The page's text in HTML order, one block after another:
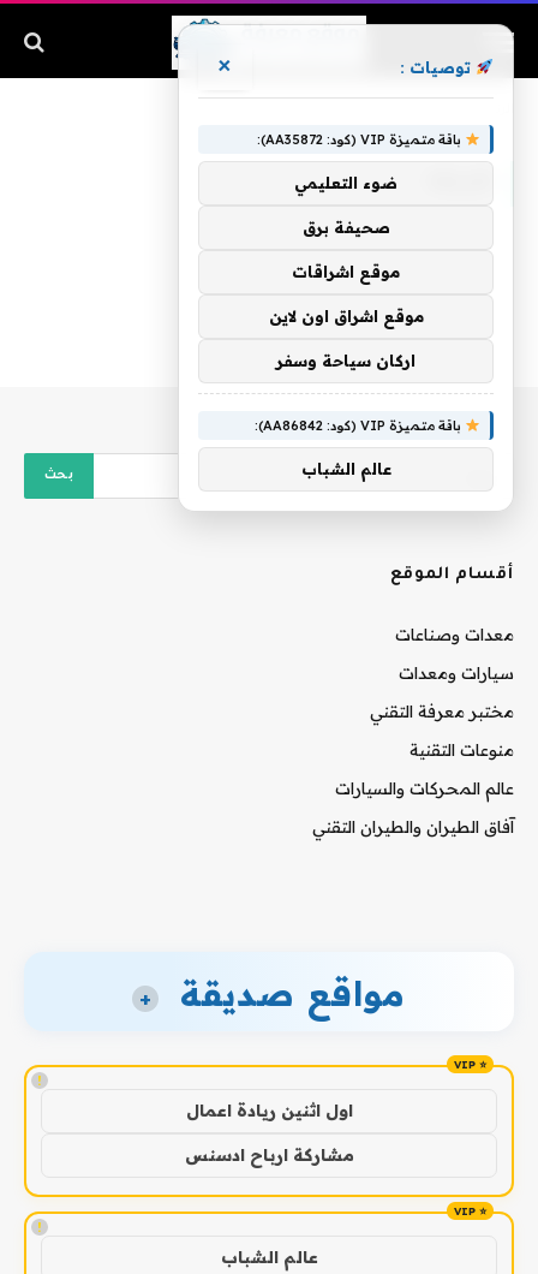
أقسام الموقع
معدات وصناعات
سيارات ومعدات
مختبر معرفة التقني
منوعات التقنية
عالم المحركات والسيارات
آفاق الطيران والطيران التقني
مواقع صديقة +
!
اول اثنين ريادة اعمال
مشاركة ارباح ادسنس
!
عالم الشباب
توصيات : ×
باقة متميزة VIP (كود: AA35872):
ضوء التعليمي
صحيفة برق
موقع اشراقات
موقع اشراق اون لاين
اركان سياحة وسفر
باقة متميزة VIP (كود: AA86842):
عالم الشباب